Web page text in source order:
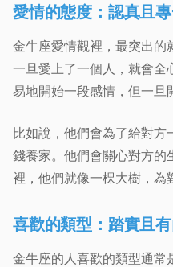
愛情的態度：認真且
金牛座愛情觀裡，最突出的
一旦愛上了一個人，就會全
易地開始一段感情，但一旦
比如說，他們會為了給對
錢養家。他們會關心對方的
裡，他們就像一棵大樹，為
喜歡的類型：踏實且
金牛座的人喜歡的類型通常